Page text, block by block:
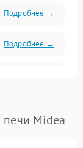
Подробнее →
Подробнее →
Подробнее →
Midea